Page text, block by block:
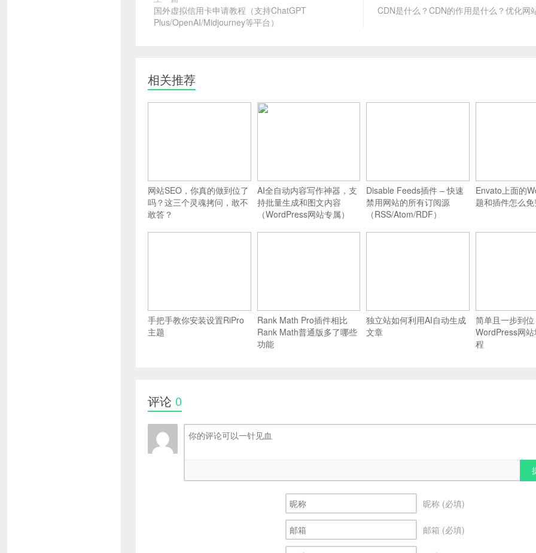
国外虚拟信用卡申请教程（支持ChatGPT
Plus/OpenAI/Midjourney等平台）
CDN是什么？CDN的作用是什么？优化网
相关推荐
网站SEO，你真的做到位了
吗？这三个灵魂拷问，敢不
敢答？
AI全自动内容写作神器，支
持批量生成和图文内容
（WordPress网站专属）
Disable Feeds插件 – 快速
禁用网站的所有订阅源
（RSS/Atom/RDF）
Envato上面的
题和插件怎么
手把手教你安装设置RiPro
主题
Rank Math Pro插件相比
Rank Math普通版多了哪些
功能
独立站如何利用AI自动生成
文章
简单且一步到位
WordPress网
程
评论 0
昵称 (必填)
邮箱 (必填)